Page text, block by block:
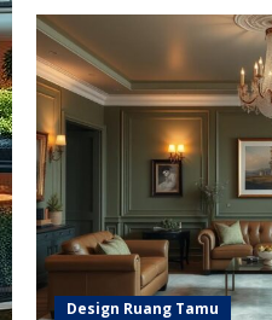
Terbaik
Ruang
Tamu
Agar
Terlihat
Luas:
Pilihan
Efektif
untuk
Menciptakan
Kesan
Ruang
yang
Lebih
Lega
Design Ruang Tamu